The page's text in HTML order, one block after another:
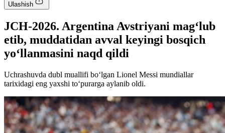
Ulashish
JCH-2026. Argentina Avstriyani magʻlub
etib, muddatidan avval keyingi bosqich
yoʻllanmasini naqd qildi
Uchrashuvda dubl muallifi boʻlgan Lionel Messi mundiallar
tarixidagi eng yaxshi toʻpurarga aylanib oldi.